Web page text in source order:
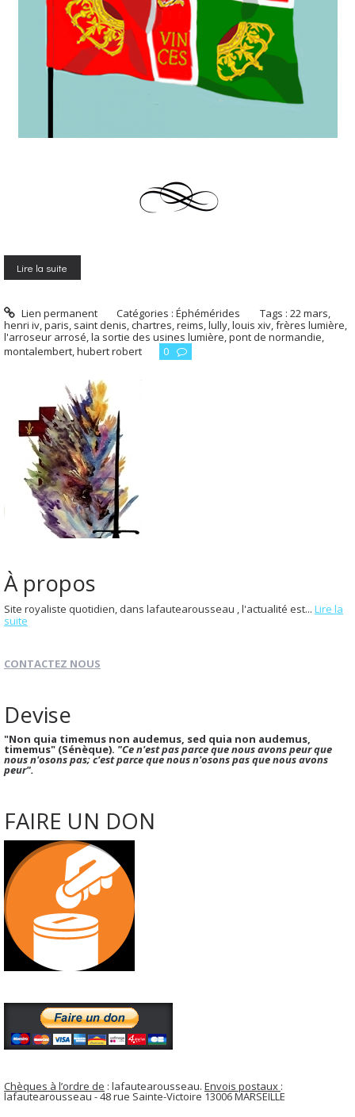
Lire la suite
Lien permanent Catégories :Éphémérides Tags :22 mars,
henri iv,paris, saint denis,chartres,reims,lully,louis xiv,frères lumière,
l'arroseur arrosé,la sortie des usines lumière,pont de normandie,
montalembert,hubert robert 0
À propos
Site royaliste quotidien, dans lafautearousseau , l'actualité est... Lire la
suite
CONTACTEZ NOUS
Devise
"Non quia timemus non audemus, sed quia non audemus,
timemus" (Sénèque). "Ce n'est pas parce que nous avons peur que
nous n'osons pas; c'est parce que nous n'osons pas que nous avons
peur".
FAIRE UN DON
Chèques à l’ordre de : lafautearousseau. Envois postaux :
lafautearousseau - 48 rue Sainte-Victoire 13006 MARSEILLE